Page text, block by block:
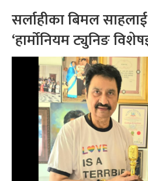
सर्लाहीका बिमल
‘हार्मोनियम ट्युनिङ
सम्मानित